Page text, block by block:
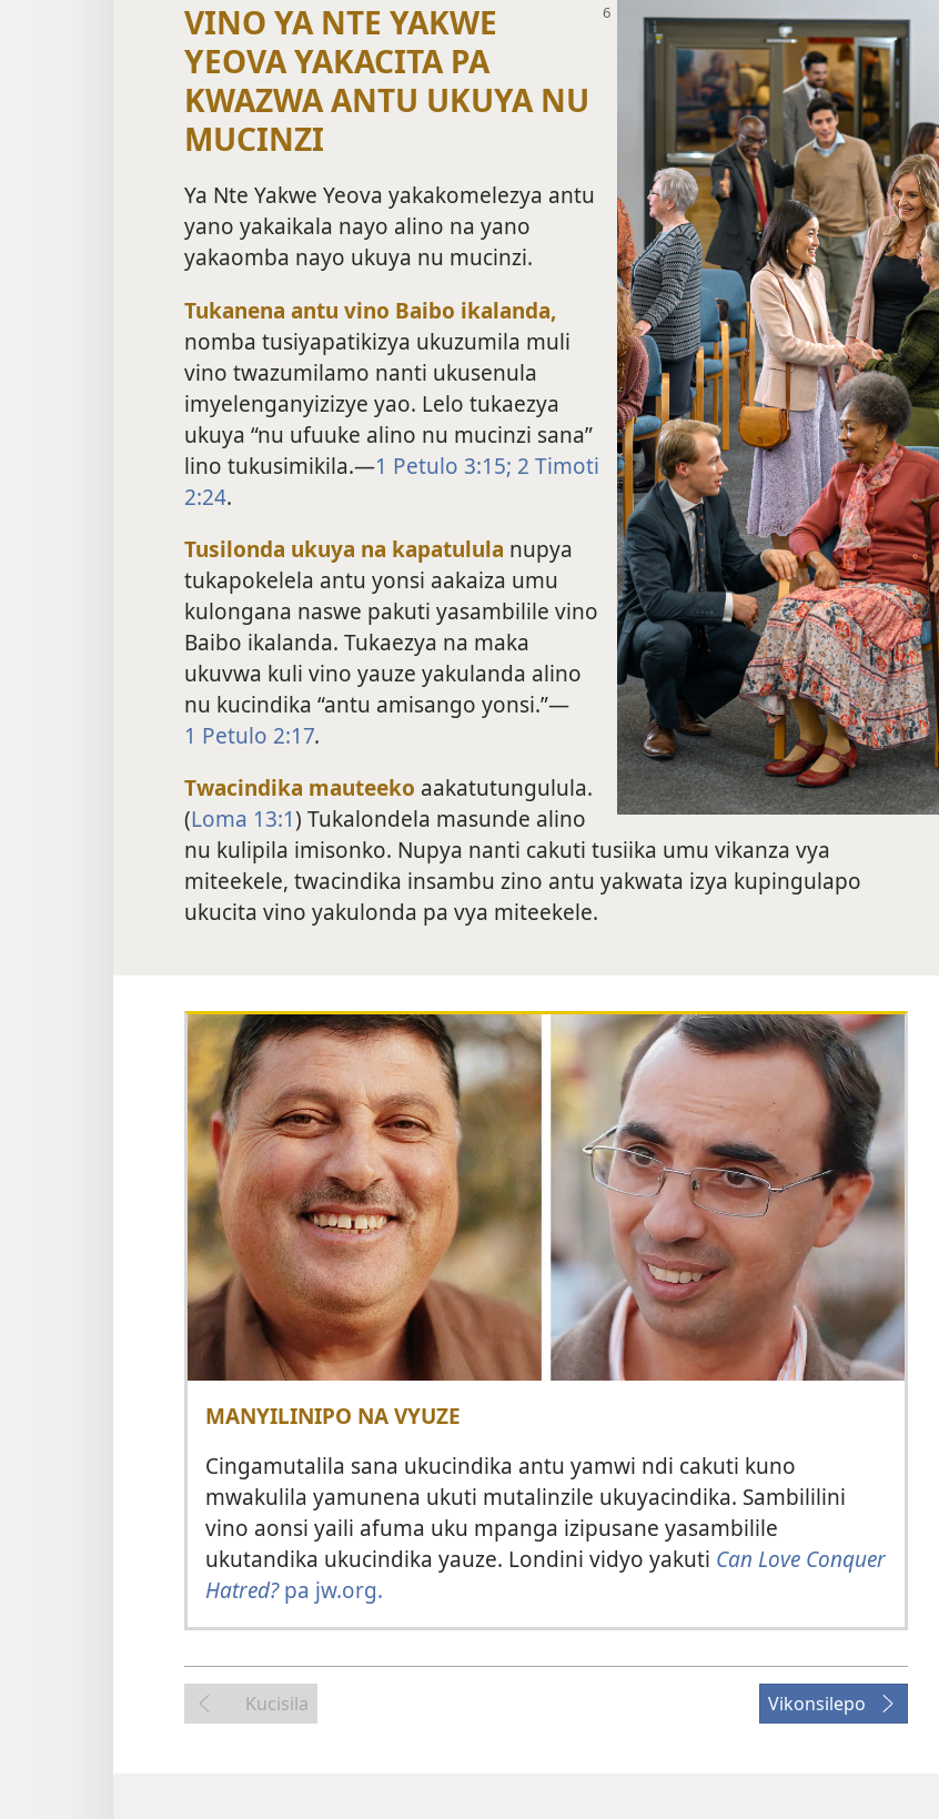
VINO YA NTE YAKWE
YEOVA YAKACITA PA
KWAZWA ANTU UKUYA NU
MUCINZI
Ya Nte Yakwe Yeova yakakomelezya antu
yano yakaikala nayo alino na yano
yakaomba nayo ukuya nu mucinzi.
Tukanena antu vino Baibo ikalanda,
nomba tusiyapatikizya ukuzumila muli
vino twazumilamo nanti ukusenula
imyelenganyizizye yao. Lelo tukaezya
ukuya “nu ufuuke alino nu mucinzi sana”
lino tukusimikila.—1 Petulo 3:15; 2 Timoti
2:24.
Tusilonda ukuya na kapatulula nupya
tukapokelela antu yonsi aakaiza umu
kulongana naswe pakuti yasambilile vino
Baibo ikalanda. Tukaezya na maka
ukuvwa kuli vino yauze yakulanda alino
nu kucindika “antu amisango yonsi.”—
1 Petulo 2:17.
Twacindika mauteeko aakatutungulula.
(Loma 13:1) Tukalondela masunde alino
nu kulipila imisonko. Nupya nanti cakuti tusiika umu vikanza vya
miteekele, twacindika insambu zino antu yakwata izya kupingulapo
ukucita vino yakulonda pa vya miteekele.
MANYILINIPO NA VYUZE
Cingamutalila sana ukucindika antu yamwi ndi cakuti kuno
mwakulila yamunena ukuti mutalinzile ukuyacindika. Sambililini
vino aonsi yaili afuma uku mpanga izipusane yasambilile
ukutandika ukucindika yauze. Londini vidyo yakuti Can Love Conquer
Hatred?pa jw.org.
Kucisila Vikonsilepo